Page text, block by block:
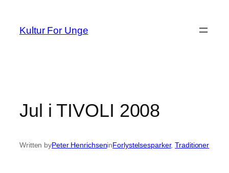
indhold
Kultur For Unge
Jul i TIVOLI 2008
Written byPeter HenrichseninForlystelsesparker, Traditioner